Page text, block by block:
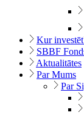
Kur investēt
SBBF
Aktualitātes
Par Mums
Par